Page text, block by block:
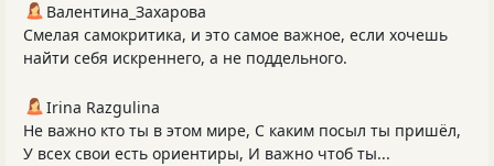
Валентина_Захарова
Смелая самокритика, и это самое важное, если хочешь
найти себя искреннего, а не поддельного.
Irina Razgulina
Не важно кто ты в этом мире, С каким посыл ты пришёл,
У всех свои есть ориентиры, И важно чтоб ты...